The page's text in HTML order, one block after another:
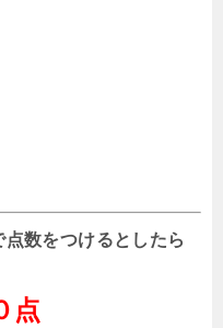
数をつけるとしたら
点